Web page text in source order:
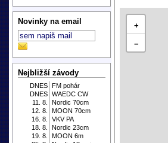
Novinky na email
Nejbližší závody
DNES FM pohár
DNES WAEDC CW
11. 8.
Nordic 70cm
12. 8.
MOON 70cm
16. 8.
VKV PA
18. 8.
Nordic 23cm
19. 8.
MOON 6m
+
−